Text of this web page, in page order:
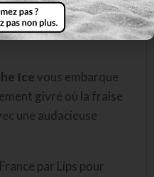
tous vos nuages.
une recette qui avait
Ice vous embarque
givré où la fraise
une audacieuse
par Lips pour